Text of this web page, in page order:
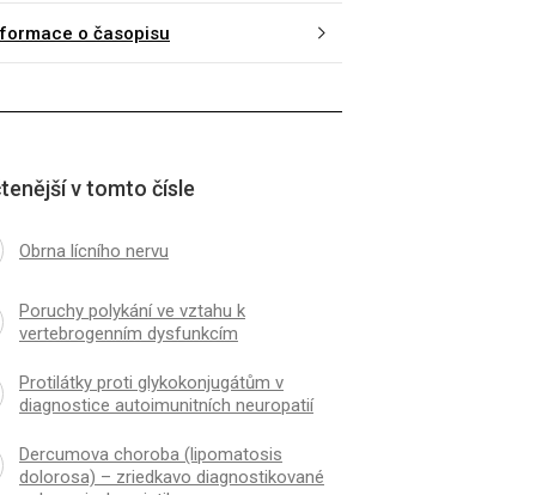
o časopisu
v tomto čísle
Obrna lícního nervu
Poruchy polykání ve vztahu k
vertebrogenním dysfunkcím
Protilátky proti glykokonjugátům v
diagnostice autoimunitních neuropatií
Dercumova choroba (lipomatosis
dolorosa) – zriedkavo diagnostikované